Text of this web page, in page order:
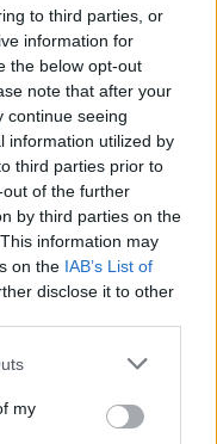
to third parties, or
information for
the below opt-out
note that after your
continue seeing
information utilized by
third parties prior to
of the further
by third parties on the
information may
on the IAB’s List of
disclose it to other
one or more Google
You may click to
third-party tags to
my
Kapitány